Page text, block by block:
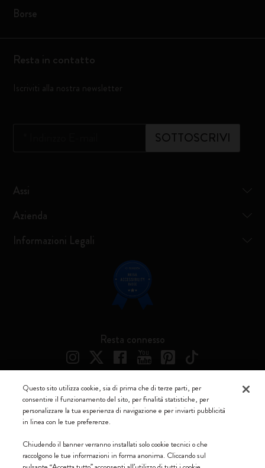
Borse
Resta in contatto
Iscriviti alla nostra newsletter
SOTTOSCRIVI
Assi
Azienda
Informazioni Legali
Resta connesso
Moleskine ® è un marchio registrato di Moleskine Srl a socio unico
Moleskine srl a socio unico - Via Bergognone, 34 – 20144 Milano -
Soc. €2.181.513,42
Questo sito utilizza cookie, sia di prima che di terze parti, per
consentire il funzionamento del sito, per finalità statistiche, per
personalizzare la tua esperienza di navigazione e per inviarti pubblicità
in linea con le tue preferenze.
Chiudendo il banner verranno installati solo cookie tecnici o che
raccolgono le tue informazioni in forma anonima. Cliccando sul